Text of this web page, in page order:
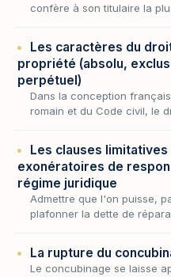
confère à son titulaire la
Les caractères du
propriété (absolu,
perpétuel)
Dans la conception
romain et du Code civil, le
est s…
Les clauses limitatives
exonératoires de
régime juridique
Admettre que l'on puisse,
plafonner la dette de
la mesure du…
La rupture du
Le concubinage se laisse